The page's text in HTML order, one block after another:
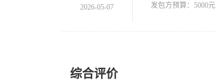
2026-05-07
发包方预算：5000元
综合评价